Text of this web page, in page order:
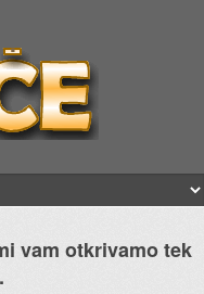
vam otkrivamo tek